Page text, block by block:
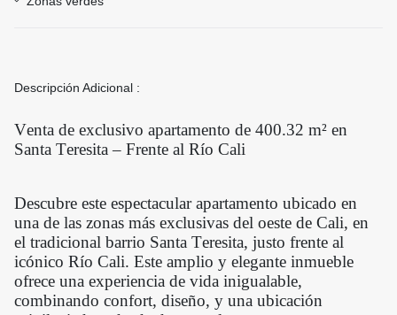
Descripción Adicional :
Venta de exclusivo apartamento de 400.32 m² en
Santa Teresita – Frente al Río Cali
Descubre este espectacular apartamento ubicado en
una de las zonas más exclusivas del oeste de Cali, en
el tradicional barrio Santa Teresita, justo frente al
icónico Río Cali. Este amplio y elegante inmueble
ofrece una experiencia de vida inigualable,
combinando confort, diseño, y una ubicación